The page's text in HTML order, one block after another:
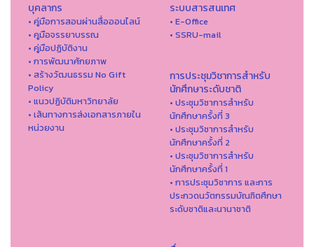
บุคลากร
• คู่มือการสอนผ่านสื่อออนไลน์
• คูมือจรรยาบรรณ
• คู่มือปฏิบัติงาน
• การพัฒนาศักยภาพ
• สร้างวัฒนธรรม No Gift
Policy
• แนวปฏิบัติมหาวิทยาลัย
• เส้นทางการส่งเอกสารภายใน
หน่วยงาน
ระบบสารสนเทศ
• E-Office
• SSRU-mail
การประชุมวิชาการสำหรับ
นักศึกษาระดับชาติ
• ประชุมวิชาการสำหรับ
นักศึกษาครั้งที่ 3
• ประชุมวิชาการสำหรับ
นักศึกษาครั้งที่ 2
• ประชุมวิชาการสำหรับ
นักศึกษาครั้งที่ 1
• การประชุมวิชาการ และการ
ประกวดนวัตกรรมบัณฑิตศึกษา
ระดับชาติและนานาชาติ